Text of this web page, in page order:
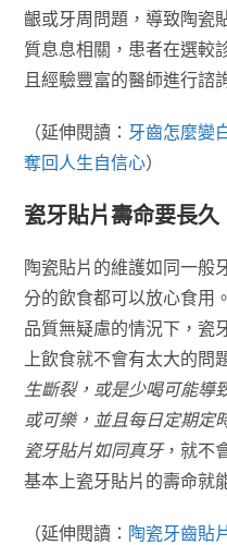
齦或牙周問題，導致陶瓷
質息息相關，患者在選較
且經驗豐富的醫師進行諮
（延伸閱讀： 牙齒怎麼變
奪回人生自信心）
瓷牙貼片壽命要長
陶瓷貼片的維護如同一般
分的飲食都可以放心食用
品質無疑慮的情況下，瓷
上飲食就不會有太大的問
生斷裂，或是少喝可能導
或可樂，並且每日定期定
瓷牙貼片如同真牙，就不
基本上瓷牙貼片的壽命就
（延伸閱讀： 陶瓷牙齒貼